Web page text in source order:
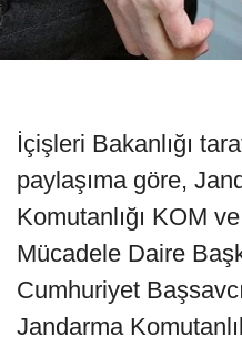
İçişleri Bakanlığı
paylaşıma göre,
Komutanlığı KOM
Mücadele Daire
Cumhuriyet
Jandarma